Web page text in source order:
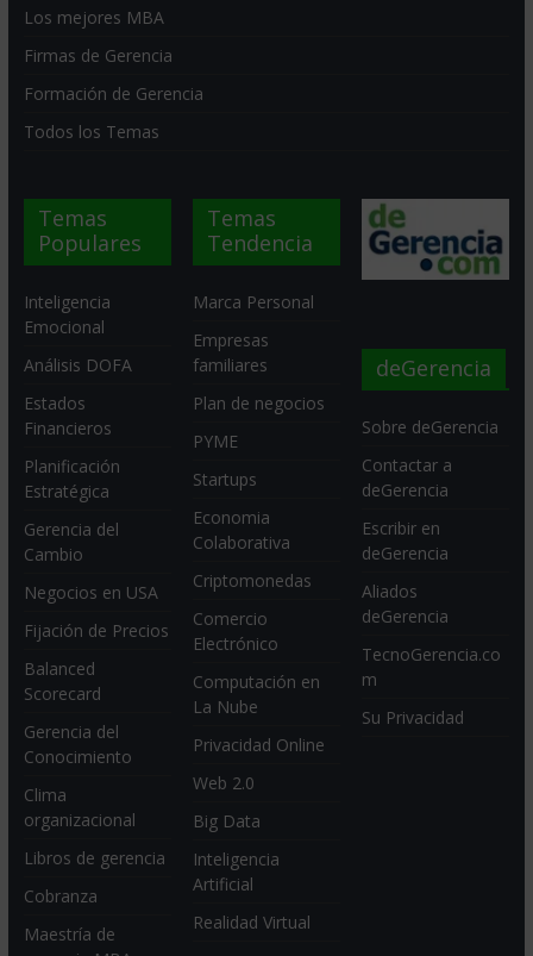
Los mejores MBA
Firmas de Gerencia
Formación de Gerencia
Todos los Temas
Temas
Populares
Inteligencia
Emocional
Análisis DOFA
Estados
Financieros
Planificación
Estratégica
Gerencia del
Cambio
Negocios en USA
Fijación de Precios
Balanced
Scorecard
Gerencia del
Conocimiento
Clima
organizacional
Libros de gerencia
Cobranza
Maestría de
Temas
Tendencia
Marca Personal
Empresas
familiares
Plan de negocios
PYME
Startups
Economia
Colaborativa
Criptomonedas
Comercio
Electrónico
Computación en
La Nube
Privacidad Online
Web 2.0
Big Data
Inteligencia
Artificial
Realidad Virtual
deGerencia
Sobre deGerencia
Contactar a
deGerencia
Escribir en
deGerencia
Aliados
deGerencia
TecnoGerencia.co
m
Su Privacidad